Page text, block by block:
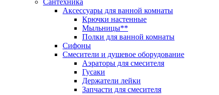
Сантехника
Аксессуары для ванной комнаты
Крючки настенные
Мыльницы**
Полки для ванной комнаты
Сифоны
Смесители и душевое оборудование
Аэраторы для смесителя
Гусаки
Держатели лейки
Запчасти для смесителя